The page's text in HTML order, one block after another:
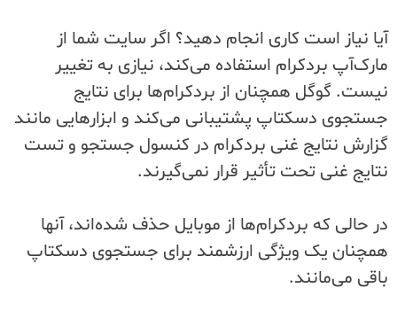
آیا نیاز است کاری انجام دهید؟ اگر سایت شما از
مارک‌آپ بردکرام استفاده می‌کند، نیازی به تغییر
نیست. گوگل همچنان از بردکرام‌ها برای نتایج
جستجوی دسکتاپ پشتیبانی می‌کند و ابزارهایی مانند
گزارش نتایج غنی بردکرام در کنسول جستجو و تست
نتایج غنی تحت تأثیر قرار نمی‌گیرند.
در حالی که بردکرام‌ها از موبایل حذف شده‌اند، آنها
همچنان یک ویژگی ارزشمند برای جستجوی دسکتاپ
باقی می‌مانند.